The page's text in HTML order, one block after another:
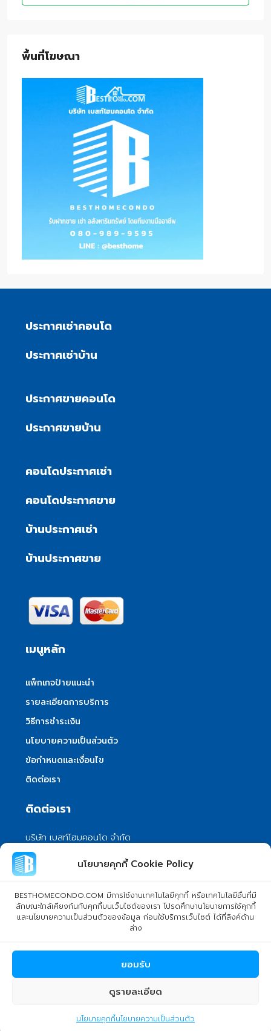
นโยบายคุกกี้ Cookie Policy
BESTHOMECONDO.COM มีการใช้งานเทคโนโลยีคุกกี้ หรือเทคโนโลยีอื่นที่มี
ลักษณะใกล้เคียงกันกับคุกกี้บนเว็บไซต์ของเรา โปรดศึกษานโยบายการใช้คุกกี้
และนโยบายความเป็นส่วนตัวของข้อมูล ก่อนใช้บริการเว็บไซต์ ได้ที่ลิงค์ด้าน
ล่าง
ยอมรับ
ดูรายละเอียด
นโยบายคุกกี้นโยบายความเป็นส่วนตัว
พื้นที่โฆษณา
chokhdii27
ประกาศเช่าคอนโด
ประกาศเช่าบ้าน
ประกาศขายคอนโด
ประกาศขายบ้าน
คอนโดประกาศเช่า
คอนโดประกาศขาย
บ้านประกาศเช่า
บ้านประกาศขาย
เมนูหลัก
แพ็กเกจป้ายแนะนำ
รายละเอียดการบริการ
วิธีการชำระเงิน
นโยบายความเป็นส่วนตัว
ข้อกำหนดและเงื่อนไข
ติดต่อเรา
ติดต่อเรา
บริษัท เบสท์โฮมคอนโด จำกัด
101/399 หมู่ 7 แขวงลําผักชี เขตหนองจอก
กรุงเทพมหานคร 10530
info@besthomecondo.com
© Copyright 2024 BESTHOMECONDO CO., LTD. - All rights